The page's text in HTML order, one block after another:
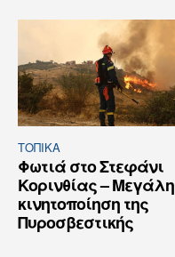
ΤΟΠΙΚΑ
Φωτιά στο Στεφάνι
Κορινθίας – Μεγάλη
κινητοποίηση της
Πυροσβεστικής